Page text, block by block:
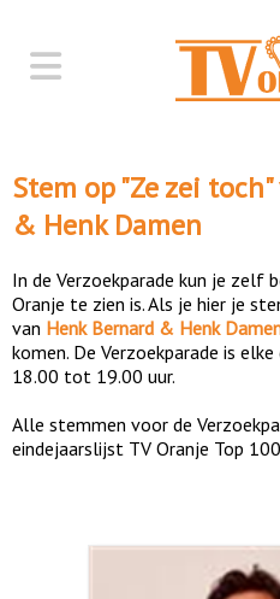
Stem op "Ze zei toch
& Henk Damen
In de Verzoekparade kun je zelf
Oranje te zien is. Als je hier je
van Henk Bernard & Henk
komen. De Verzoekparade is
18.00 tot 19.00 uur.
Alle stemmen voor de
eindejaarslijst TV Oranje Top